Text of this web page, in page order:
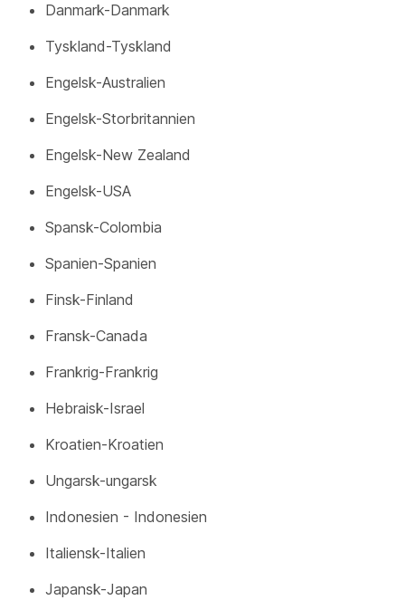
Danmark-Danmark
Tyskland-Tyskland
Engelsk-Australien
Engelsk-Storbritannien
Engelsk-New Zealand
Engelsk-USA
Spansk-Colombia
Spanien-Spanien
Finsk-Finland
Fransk-Canada
Frankrig-Frankrig
Hebraisk-Israel
Kroatien-Kroatien
Ungarsk-ungarsk
Indonesien - Indonesien
Italiensk-Italien
Japansk-Japan